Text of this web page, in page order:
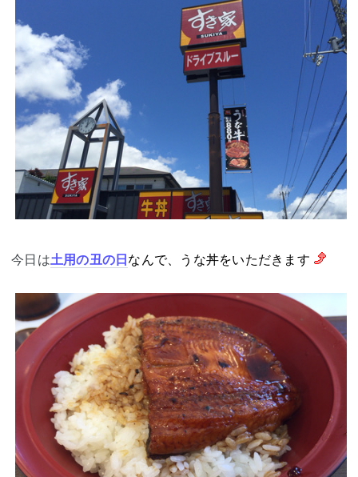
今日は土用の丑の日 なんで、うな丼をいただきます